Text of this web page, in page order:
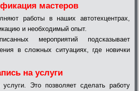
мастеров
работы в наших автотехцентрах,
и необходимый опыт.
мероприятий подсказывает
в сложных ситуациях, где новички
на услуги
Это позволяет сделать работу